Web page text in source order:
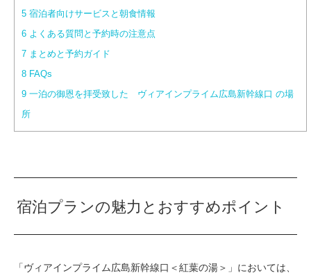
5 宿泊者向けサービスと朝食情報
6 よくある質問と予約時の注意点
7 まとめと予約ガイド
8 FAQs
9 一泊の御恩を拝受致した ヴィアインプライム広島新幹線口 の場
所
宿泊プランの魅力とおすすめポイント
「ヴィアインプライム広島新幹線口＜紅葉の湯＞」においては、